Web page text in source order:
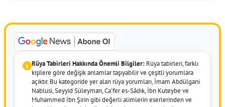
Rüya Tabirleri Hakkında Önemli Bilgiler: Rüya tabirleri, farklı
kişilere göre değişik anlamlar taşıyabilir ve çeşitli yorumlara
açıktır. Bu kategoride yer alan rüya yorumları, İmam Abdülgani
Nablusi, Seyyid Süleyman, Ca'fer es-Sâdık, İbn Kuteybe ve
Muhammed İbn Şirin gibi değerli alimlerin eserlerinden ve